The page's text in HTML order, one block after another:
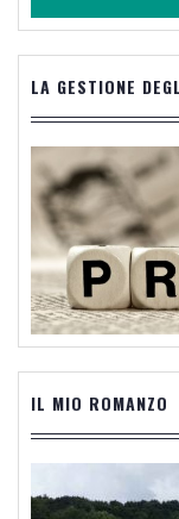
LA GESTIONE
IL MIO ROMANZO